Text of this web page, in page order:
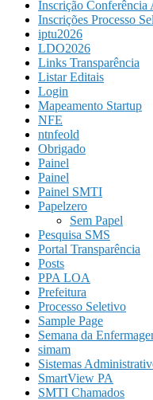
Inscrição Conferência
Inscrições Processo
iptu2026
LDO2026
Links Transparência
Listar Editais
Login
Mapeamento Startup
NFE
ntnfeold
Obrigado
Painel
Painel
Painel SMTI
Papelzero
Sem Papel
Pesquisa SMS
Portal Transparência
Posts
PPA LOA
Prefeitura
Processo Seletivo
Sample Page
Semana da
simam
Sistemas
SmartView PA
SMTI Chamados